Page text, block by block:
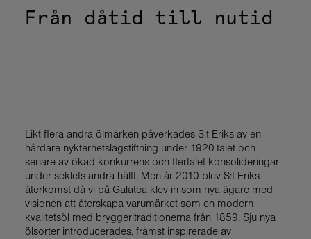
Från dåtid till nutid
Likt flera andra ölmärken påverkades S:t Eriks av en
hårdare nykterhetslagstiftning under 1920-talet och
senare av ökad konkurrens och flertalet konsolideringar
under seklets andra hälft. Men år 2010 blev S:t Eriks
återkomst då vi på Galatea klev in som nya ägare med
visionen att återskapa varumärket som en modern
kvalitetsöl med bryggeritraditionerna från 1859. Sju nya
ölsorter introducerades, främst inspirerade av